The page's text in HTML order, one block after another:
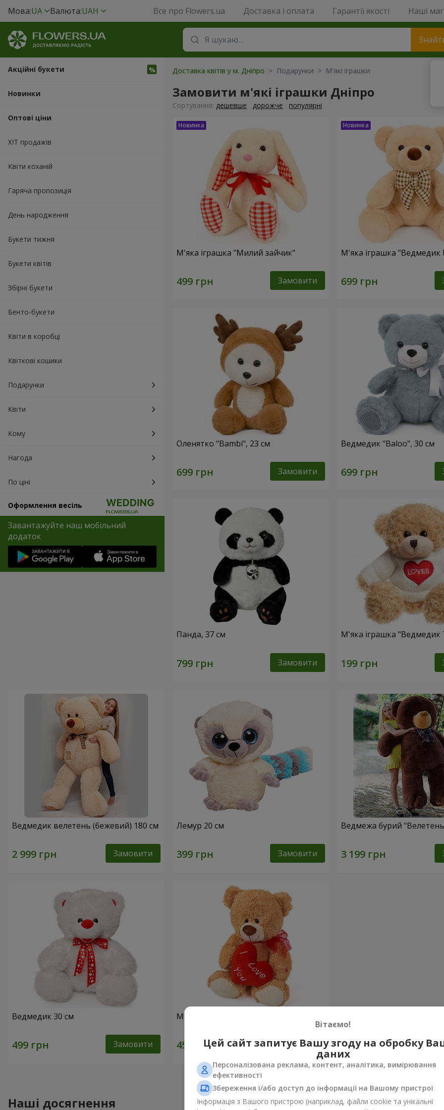
Мова:UA Валюта:UAH Все про Flowers.ua Доставка і оплата Гарантії якості Наші
Акційні букети
Новинки
Оптові ціни
ХІТ продажів
Квіти коханій
Гаряча пропозиція
День народження
Букети тижня
Букети квітів
Збірні букети
Бенто-букети
Квіти в коробці
Квіткові кошики
Подарунки
Квіти
Кому
Нагода
По ціні
Оформлення весіль
Завантажуйте наш мобільний
додаток
Доставка квітів у м. Дніпро > Подарунки > М'які іграшки
Замовити м'які іграшки Дніпро
Сортування: дешевше дорожче популярні
М'яка іграшка "Милий зайчик"
Замовити
М'яка іграшка "Ведмедик
Оленятко "Bambi", 23 см
Замовити
Ведмедик "Baloo", 30 см
Панда, 37 см
Замовити
М'яка іграшка "Ведмедик
Ведмедик велетень (бежевий) 180 см
Замовити
Лемур 20 см
Замовити
Ведмежа бурий
Ведмедик 30 см
Замовити
Милий ведмедик (з серцем) 30 см
Замовити
Наші досягнення
Вітаємо!
Цей сайт запитує Вашу згоду на обробку
даних
Персоналізована реклама, контент, аналітика, вимірювання
ефективності
Збереження і/або доступ до інформації на Вашому пристрої
Інформація з Вашого пристрою (наприклад, файли cookie та унікальні